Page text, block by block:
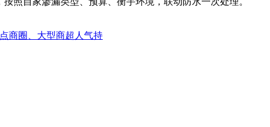
商圈、大型商超人气持